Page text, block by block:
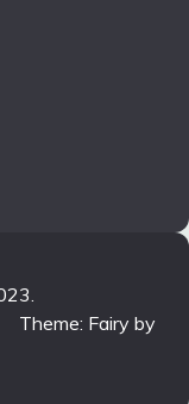
Theme: Fairy by